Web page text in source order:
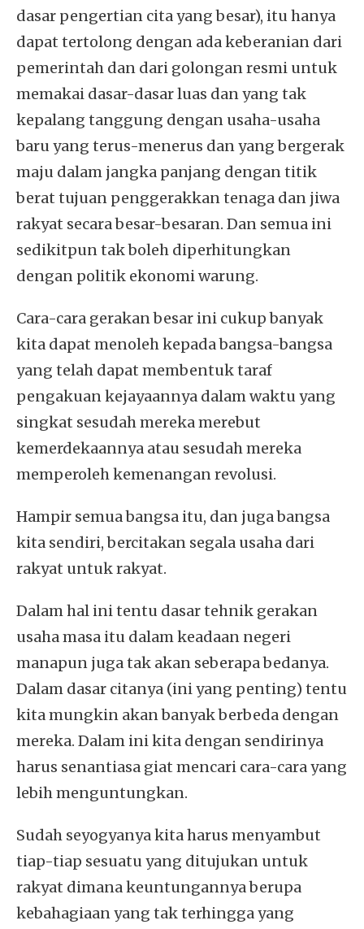
dasar pengertian cita yang besar), itu hanya
dapat tertolong dengan ada keberanian dari
pemerintah dan dari golongan resmi untuk
memakai dasar-dasar luas dan yang tak
kepalang tanggung dengan usaha-usaha
baru yang terus-menerus dan yang bergerak
maju dalam jangka panjang dengan titik
berat tujuan penggerakkan tenaga dan jiwa
rakyat secara besar-besaran. Dan semua ini
sedikitpun tak boleh diperhitungkan
dengan politik ekonomi warung.
Cara-cara gerakan besar ini cukup banyak
kita dapat menoleh kepada bangsa-bangsa
yang telah dapat membentuk taraf
pengakuan kejayaannya dalam waktu yang
singkat sesudah mereka merebut
kemerdekaannya atau sesudah mereka
memperoleh kemenangan revolusi.
Hampir semua bangsa itu, dan juga bangsa
kita sendiri, bercitakan segala usaha dari
rakyat untuk rakyat.
Dalam hal ini tentu dasar tehnik gerakan
usaha masa itu dalam keadaan negeri
manapun juga tak akan seberapa bedanya.
Dalam dasar citanya (ini yang penting) tentu
kita mungkin akan banyak berbeda dengan
mereka. Dalam ini kita dengan sendirinya
harus senantiasa giat mencari cara-cara yang
lebih menguntungkan.
Sudah seyogyanya kita harus menyambut
tiap-tiap sesuatu yang ditujukan untuk
rakyat dimana keuntungannya berupa
kebahagiaan yang tak terhingga yang